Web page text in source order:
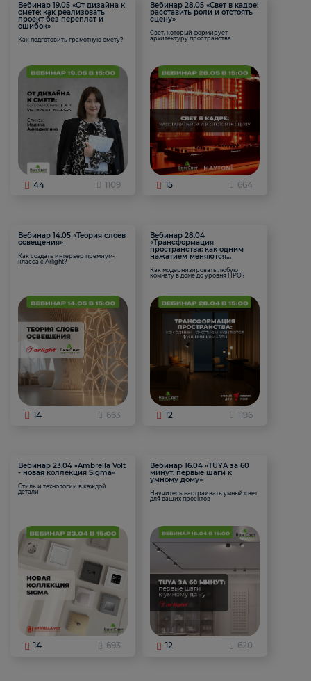
Вебинар 19.05 «От дизайна к
смете: как реализовать
проект без переплат и
ошибок»
Как подготовить грамотную смету?
44 1109
Вебинар 28.05 «Свет в кадре:
расставить роли и отстоять
сцену»
Свет, который формирует
архитектуру пространства.
15 664
Вебинар 14.05 «Теория слоев
освещения»
Как создать интерьер премиум-
класса с Arlight?
14 663
Вебинар 28.04
«Трансформация
пространства: как одним
нажатием меняются
Как модернизировать любую
комнату в доме до уровня ПРО?
12 1196
Вебинар 23.04 «Ambrella Volt
- новая коллекция Sigma»
Стиль и технологии в каждой
детали
14 693
Вебинар 16.04 «TUYA за 60
минут: первые шаги к
умному дому»
Научитесь настраивать умный свет
для ваших проектов
12 620